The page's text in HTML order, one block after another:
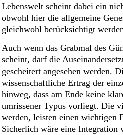
Lebenswelt scheint dabei ein
obwohl hier die allgemeine
gleichwohl berücksichtigt
Auch wenn das Grabmal des
scheint, darf die
gescheitert angesehen werden.
wissenschaftliche Ertrag der
hinweg, dass am Ende keine
umrissener Typus vorliegt. Die
werden, leisten einen wichtigen
Sicherlich wäre eine Integration